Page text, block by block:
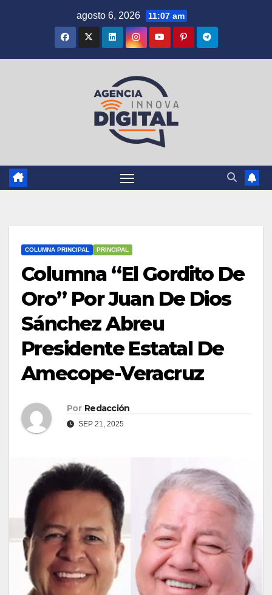
agosto 6, 2026 11:07 am
COLUMNA PRINCIPAL PRINCIPAL
Columna “El Gordito De
Oro” Por Juan De Dios
Sánchez Abreu
Presidente Estatal De
Amecope-Veracruz
Por Redacción
SEP 21, 2025